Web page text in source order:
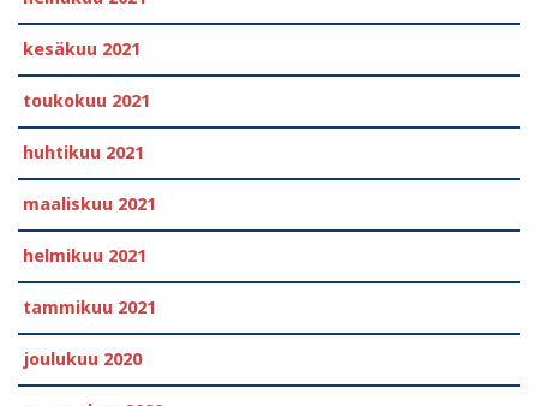
kesäkuu 2021
toukokuu 2021
huhtikuu 2021
maaliskuu 2021
helmikuu 2021
tammikuu 2021
joulukuu 2020